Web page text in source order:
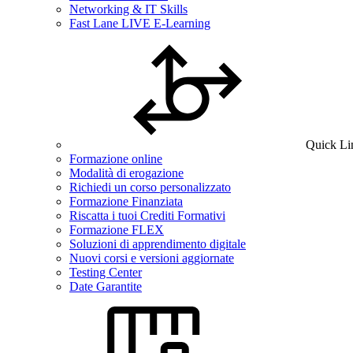
Networking & IT Skills
Fast Lane LIVE E-Learning
Quick
Formazione online
Modalità di erogazione
Richiedi un corso personalizzato
Formazione Finanziata
Riscatta i tuoi Crediti Formativi
Formazione FLEX
Soluzioni di apprendimento digitale
Nuovi corsi e versioni aggiornate
Testing Center
Date Garantite